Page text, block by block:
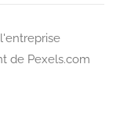
de Pexels.com